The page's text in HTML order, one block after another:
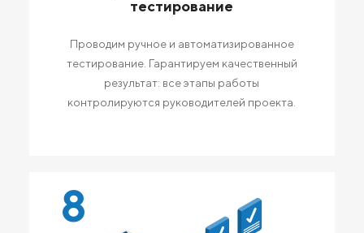
тестирование
Проводим ручное и автоматизированное
тестирование. Гарантируем качественный
результат: все этапы работы
контролируются руководителей проекта.
8